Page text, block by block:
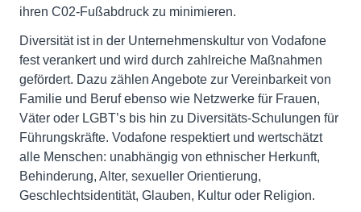
ihren C02-Fußabdruck zu minimieren.
Diversität ist in der Unternehmenskultur von Vodafone
fest verankert und wird durch zahlreiche Maßnahmen
gefördert. Dazu zählen Angebote zur Vereinbarkeit von
Familie und Beruf ebenso wie Netzwerke für Frauen,
Väter oder LGBT’s bis hin zu Diversitäts-Schulungen für
Führungskräfte. Vodafone respektiert und wertschätzt
alle Menschen: unabhängig von ethnischer Herkunft,
Behinderung, Alter, sexueller Orientierung,
Geschlechtsidentität, Glauben, Kultur oder Religion.